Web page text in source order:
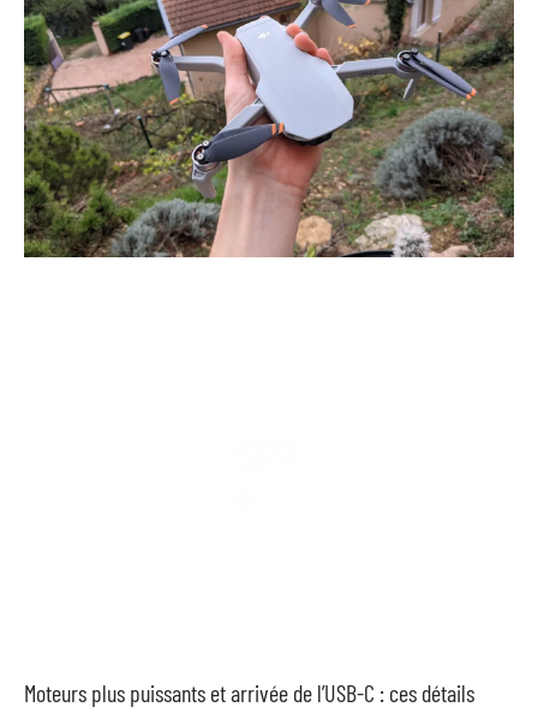
Moteurs plus puissants et arrivée de l’USB-C : ces détails